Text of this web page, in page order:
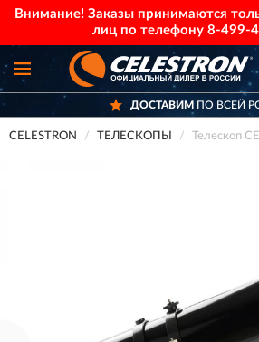
Внимание! Заказы принимаются
лиц по телефону 8-499-
ДОСТАВИМ ПО ВСЕЙ
CELESTRON ТЕЛЕСКОПЫ Телескоп